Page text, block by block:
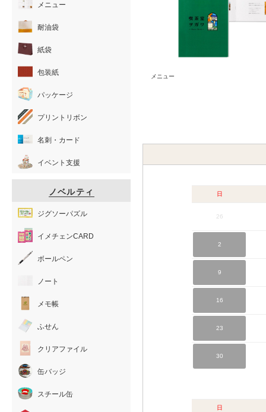
メニュー
日
26
2
9
16
23
30
日
メニュー
耐油袋
紙袋
包装紙
パッケージ
プリントリボン
名刺・カード
イベント支援
ノベルティ
ジグソーパズル
イメチェンCARD
ボールペン
ノート
メモ帳
ふせん
クリアファイル
缶バッジ
スチール缶